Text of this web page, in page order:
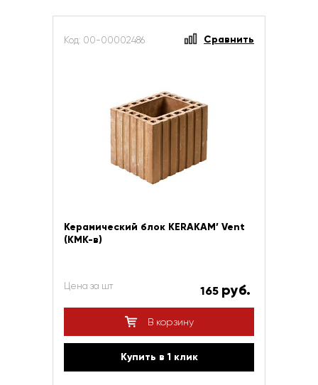
Код: 00-00002486 Сравнить
Керамический блок KERAKAM’ Vent
(КМК-в)
Цена за шт 165 руб.
В корзину
Купить в 1 клик